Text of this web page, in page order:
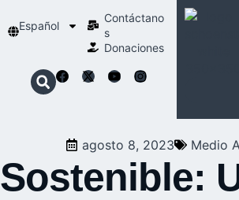
Español
Contáctano
s
Donaciones
agosto 8, 2023 Medio
Sostenible: